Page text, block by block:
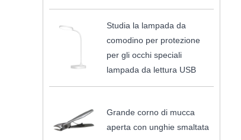
Studia la lampada da
comodino per protezione
per gli occhi speciali
lampada da lettura USB
Grande corno di mucca
aperta con unghie smaltata